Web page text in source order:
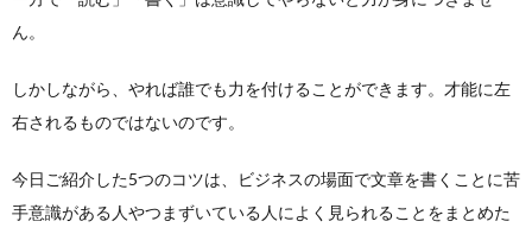
ん。
しかしながら、やれば誰でも力を付けることができます。才能に左
右されるものではないのです。
今日ご紹介した5つのコツは、ビジネスの場面で文章を書くことに苦
手意識がある人やつまずいている人によく見られることをまとめた